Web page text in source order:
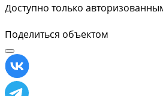
Доступно только
Поделиться объектом